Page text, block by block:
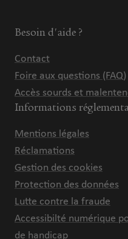
Besoin d'aide ?
Contact
Foire aux questions (FAQ)
Accès sourds et
Informations
Mentions légales
Réclamations
Gestion des cookies
Protection des données
Lutte contre la fraude
Accessibilté numérique
de handicap